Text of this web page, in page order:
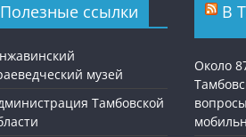
Полезные ссылки
музей
Тамбовской
В
Около